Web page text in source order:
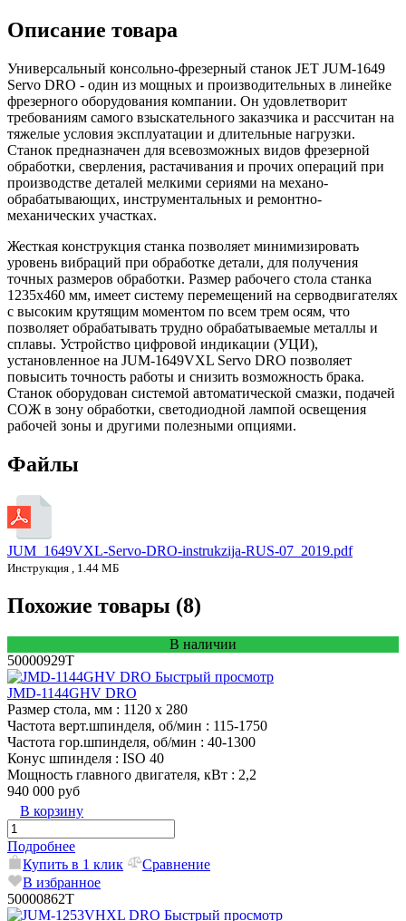
Описание товара
Универсальный консольно-фрезерный станок JET JUM-1649
Servo DRO - один из мощных и производительных в линейке
фрезерного оборудования компании. Он удовлетворит
требованиям самого взыскательного заказчика и рассчитан на
тяжелые условия эксплуатации и длительные нагрузки.
Станок предназначен для всевозможных видов фрезерной
обработки, сверления, растачивания и прочих операций при
производстве деталей мелкими сериями на механо-
обрабатывающих, инструментальных и ремонтно-
механических участках.
Жесткая конструкция станка позволяет минимизировать
уровень вибраций при обработке детали, для получения
точных размеров обработки. Размер рабочего стола станка
1235х460 мм, имеет систему перемещений на серводвигателях
с высоким крутящим моментом по всем трем осям, что
позволяет обрабатывать трудно обрабатываемые металлы и
сплавы. Устройство цифровой индикации (УЦИ),
установленное на JUM-1649VXL Servo DRO позволяет
повысить точность работы и снизить возможность брака.
Станок оборудован системой автоматической смазки, подачей
СОЖ в зону обработки, светодиодной лампой освещения
рабочей зоны и другими полезными опциями.
Файлы
JUM_1649VXL-Servo-DRO-instrukzija-RUS-07_2019.pdf
Инструкция , 1.44 МБ
Похожие товары (8)
В наличии
50000929T
Быстрый просмотр
JMD-1144GHV DRO
Размер стола, мм : 1120 х 280
Частота верт.шпинделя, об/мин : 115-1750
Частота гор.шпинделя, об/мин : 40-1300
Конус шпинделя : ISO 40
Мощность главного двигателя, кВт : 2,2
940 000 руб
В корзину
Подробнее
Купить в 1 клик
Сравнение
В избранное
50000862T
Быстрый просмотр